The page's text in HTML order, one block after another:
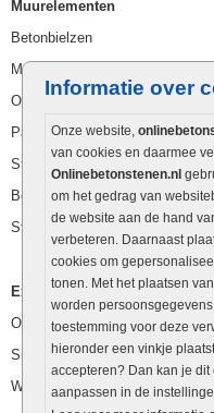
Informatie over
Onze website,
van cookies en daarmee
Onlinebetonstenen.nl
om het gedrag van
de website aan de hand
verbeteren. Daarnaast
cookies om
tonen. Met het plaatsen
worden
toestemming voor deze
hieronder een vinkje
accepteren? Dan kan je dit
aanpassen in de
Muurelementen
Betonbielzen
Muurstenen
Opsluitbanden
Palissaden
Stapelblokken
Betonblokken
Stapelstenen
Extra benodigdheden
Ophoogzand
Siergrind en siersplit
Waterafvoer